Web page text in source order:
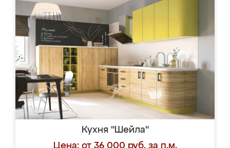
Кухня "Шейла"
Цена: от 36 000 руб. за п.м.